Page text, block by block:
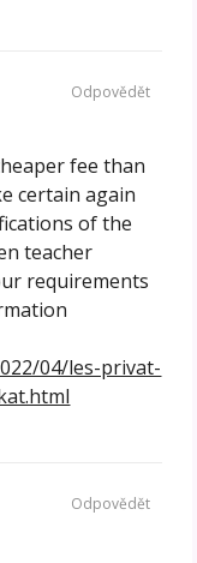
fee than
certain again
of the
teacher
requirements
04/les-privat-
Odpovědět
Odpovědět